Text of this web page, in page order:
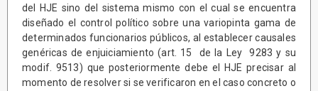
del HJE sino del sistema mismo con el cual se encuentra
diseñado el control político sobre una variopinta gama de
determinados funcionarios públicos, al establecer causales
genéricas de enjuiciamiento (art. 15 de la Ley 9283 y su
modif. 9513) que posteriormente debe el HJE precisar al
momento de resolver si se verificaron en el caso concreto o